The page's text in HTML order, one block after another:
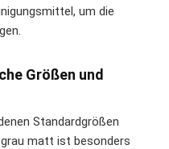
um die
Größen und
Standardgrößen
matt ist besonders